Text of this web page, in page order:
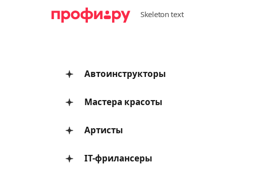
Автоинструкторы
Мастера красоты
Артисты
IT-фрилансеры